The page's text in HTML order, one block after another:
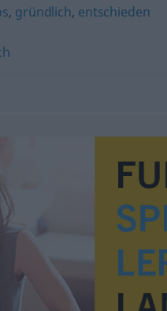
, gründlich, entschieden